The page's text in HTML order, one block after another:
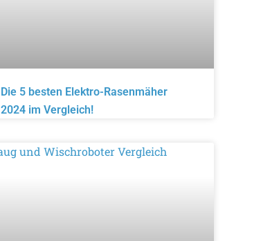
Die 5 besten Elektro-Rasenmäher
2024 im Vergleich!